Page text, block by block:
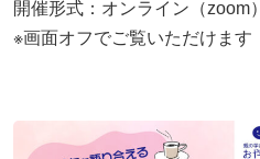
開催形式：オンライン（zoom）
※画面オフでご覧いただけます